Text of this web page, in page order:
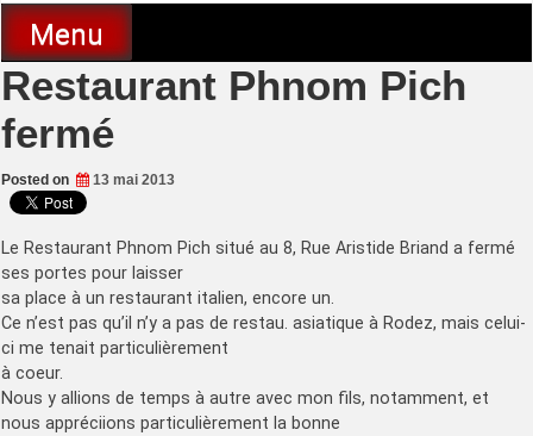
Menu
Restaurant Phnom Pich
fermé
Posted on 13 mai 2013
Le Restaurant Phnom Pich situé au 8, Rue Aristide Briand a fermé
ses portes pour laisser
sa place à un restaurant italien, encore un.
Ce n’est pas qu’il n’y a pas de restau. asiatique à Rodez, mais celui-
ci me tenait particulièrement
à coeur.
Nous y allions de temps à autre avec mon fils, notamment, et
nous appréciions particulièrement la bonne